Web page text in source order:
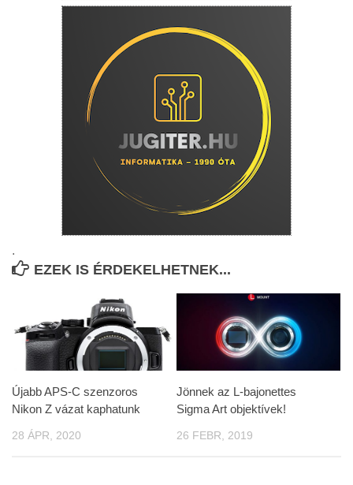
.
EZEK IS ÉRDEKELHETNEK...
Újabb APS-C szenzoros
Nikon Z vázat kaphatunk
28 ÁPR, 2020
Jönnek az L-bajonettes
Sigma Art objektívek!
26 FEBR, 2019